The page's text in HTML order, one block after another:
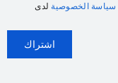
سياسة الخصوصية لدى
اشتراك